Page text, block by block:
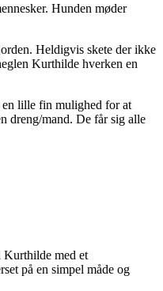
Hunden møder
Heldigvis skete der ikke
Kurthilde hverken en
en lille fin mulighed for at
dreng/mand. De får sig alle
Kurthilde med et
på en simpel måde og